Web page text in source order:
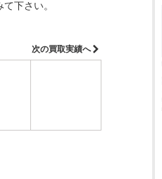
下さい。
次の買取実績へ